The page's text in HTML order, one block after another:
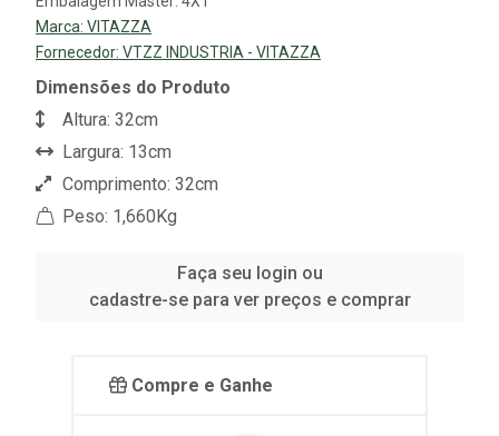
Marca: VITAZZA
Fornecedor: VTZZ INDUSTRIA - VITAZZA
Dimensões do Produto
Altura: 32cm
Largura: 13cm
Comprimento: 32cm
Peso: 1,660Kg
Faça seu login ou
cadastre-se para ver preços e comprar
Compre e Ganhe